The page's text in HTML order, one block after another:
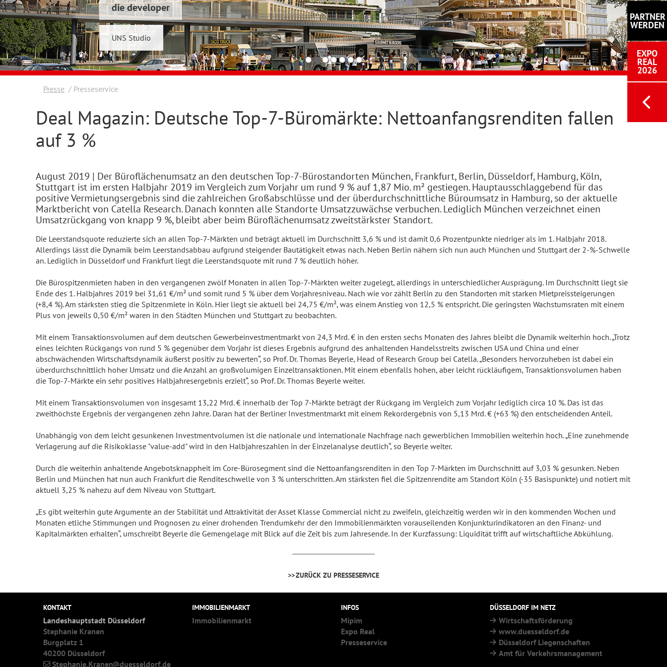
PARTNER
WERDEN
EXPO
REAL
2026
die developer
UNS Studio
Schwelmer7 GmbH
Konrad & Wennemar
Presse Presseservice
Deal Magazin: Deutsche Top-7-Büromärkte: Nettoanfangsrenditen fallen
auf 3 %
August 2019 | Der Büroflächenumsatz an den deutschen Top-7-Bürostandorten München, Frankfurt, Berlin, Düsseldorf, Hamburg, Köln,
Stuttgart ist im ersten Halbjahr 2019 im Vergleich zum Vorjahr um rund 9 % auf 1,87 Mio. m² gestiegen. Hauptausschlaggebend für das
positive Vermietungsergebnis sind die zahlreichen Großabschlüsse und der überdurchschnittliche Büroumsatz in Hamburg, so der aktuelle
Marktbericht von Catella Research. Danach konnten alle Standorte Umsatzzuwächse verbuchen. Lediglich München verzeichnet einen
Umsatzrückgang von knapp 9 %, bleibt aber beim Büroflächenumsatz zweitstärkster Standort.
Die Leerstandsquote reduzierte sich an allen Top-7-Märkten und beträgt aktuell im Durchschnitt 3,6 % und ist damit 0,6 Prozentpunkte niedriger als im 1. Halbjahr 2018.
Allerdings lässt die Dynamik beim Leerstandsabbau aufgrund steigender Bautätigkeit etwas nach. Neben Berlin nähern sich nun auch München und Stuttgart der 2-%-Schwelle
an. Lediglich in Düsseldorf und Frankfurt liegt die Leerstandsquote mit rund 7 % deutlich höher.
Die Bürospitzenmieten haben in den vergangenen zwölf Monaten in allen Top-7-Märkten weiter zugelegt, allerdings in unterschiedlicher Ausprägung. Im Durchschnitt liegt sie
Ende des 1. Halbjahres 2019 bei 31,61 €/m² und somit rund 5 % über dem Vorjahresniveau. Nach wie vor zählt Berlin zu den Standorten mit starken Mietpreissteigerungen
(+8,4 %). Am stärksten stieg die Spitzenmiete in Köln. Hier liegt sie aktuell bei 24,75 €/m², was einem Anstieg von 12,5 % entspricht. Die geringsten Wachstumsraten mit einem
Plus von jeweils 0,50 €/m² waren in den Städten München und Stuttgart zu beobachten.
Mit einem Transaktionsvolumen auf dem deutschen Gewerbeinvestmentmarkt von 24,3 Mrd. € in den ersten sechs Monaten des Jahres bleibt die Dynamik weiterhin hoch. „Trotz
eines leichten Rückgangs von rund 5 % gegenüber dem Vorjahr ist dieses Ergebnis aufgrund des anhaltenden Handelsstreits zwischen USA und China und einer
abschwächenden Wirtschaftsdynamik äußerst positiv zu bewerten“, so Prof. Dr. Thomas Beyerle, Head of Research Group bei Catella. „Besonders hervorzuheben ist dabei ein
überdurchschnittlich hoher Umsatz und die Anzahl an großvolumigen Einzeltransaktionen. Mit einem ebenfalls hohen, aber leicht rückläufigem, Transaktionsvolumen haben
die Top-7-Märkte ein sehr positives Halbjahresergebnis erzielt“, so Prof. Dr. Thomas Beyerle weiter.
Mit einem Transaktionsvolumen von insgesamt 13,22 Mrd. € innerhalb der Top 7-Märkte beträgt der Rückgang im Vergleich zum Vorjahr lediglich circa 10 %. Das ist das
zweithöchste Ergebnis der vergangenen zehn Jahre. Daran hat der Berliner Investmentmarkt mit einem Rekordergebnis von 5,13 Mrd. € (+63 %) den entscheidenden Anteil.
Unabhängig von dem leicht gesunkenen Investmentvolumen ist die nationale und internationale Nachfrage nach gewerblichen Immobilien weiterhin hoch. „Eine zunehmende
Verlagerung auf die Risikoklasse "value-add" wird in den Halbjahreszahlen in der Einzelanalyse deutlich“, so Beyerle weiter.
Durch die weiterhin anhaltende Angebotsknappheit im Core-Bürosegment sind die Nettoanfangsrenditen in den Top 7-Märkten im Durchschnitt auf 3,03 % gesunken. Neben
Berlin und München hat nun auch Frankfurt die Renditeschwelle von 3 % unterschritten. Am stärksten fiel die Spitzenrendite am Standort Köln (-35 Basispunkte) und notiert mit
aktuell 3,25 % nahezu auf dem Niveau von Stuttgart.
„Es gibt weiterhin gute Argumente an der Stabilität und Attraktivität der Asset Klasse Commercial nicht zu zweifeln, gleichzeitig werden wir in den kommenden Wochen und
Monaten etliche Stimmungen und Prognosen zu einer drohenden Trendumkehr der den Immobilienmärkten vorauseilenden Konjunkturindikatoren an den Finanz- und
Kapitalmärkten erhalten“, umschreibt Beyerle die Gemengelage mit Blick auf die Zeit bis zum Jahresende. In der Kurzfassung: Liquidität trifft auf wirtschaftliche Abkühlung.
ZURÜCK ZU PRESSESERVICE
KONTAKT
Landeshauptstadt Düsseldorf
Stephanie Kranen
Burgplatz 1
40200 Düsseldorf
Stephanie.Kranen
duesseldorf.de
IMMOBILIENMARKT
Immobilienmarkt
INFOS
Mipim
Expo Real
Presseservice
DÜSSELDORF IM NETZ
Wirtschaftsförderung
www.duesseldorf.de
Düsseldorf Liegenschaften
Amt für Verkehrsmanagement